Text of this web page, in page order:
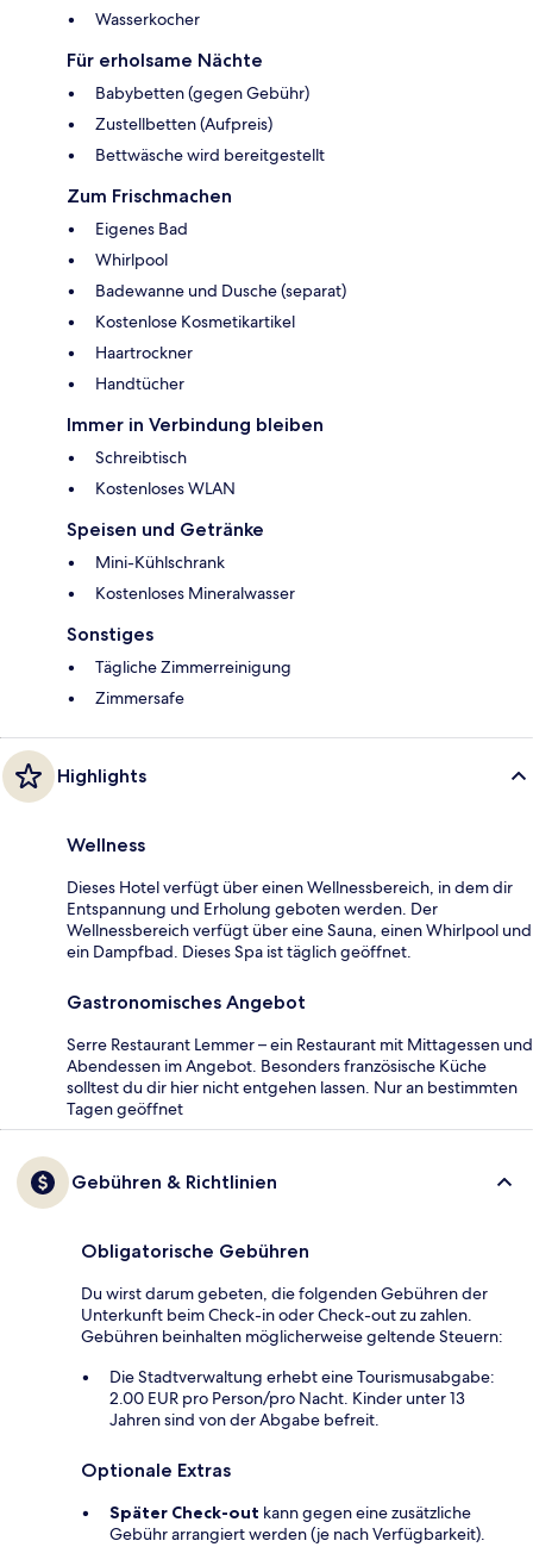
Wasserkocher
Für erholsame Nächte
Babybetten (gegen Gebühr)
Zustellbetten (Aufpreis)
Bettwäsche wird bereitgestellt
Zum Frischmachen
Eigenes Bad
Whirlpool
Badewanne und Dusche (separat)
Kostenlose Kosmetikartikel
Haartrockner
Handtücher
Immer in Verbindung bleiben
Schreibtisch
Kostenloses WLAN
Speisen und Getränke
Mini-Kühlschrank
Kostenloses Mineralwasser
Sonstiges
Tägliche Zimmerreinigung
Zimmersafe
Highlights
Wellness
Dieses Hotel verfügt über einen Wellnessbereich, in dem dir
Entspannung und Erholung geboten werden. Der
Wellnessbereich verfügt über eine Sauna, einen Whirlpool und
ein Dampfbad. Dieses Spa ist täglich geöffnet.
Gastronomisches Angebot
Serre Restaurant Lemmer – ein Restaurant mit Mittagessen und
Abendessen im Angebot. Besonders französische Küche
solltest du dir hier nicht entgehen lassen. Nur an bestimmten
Tagen geöffnet
Gebühren & Richtlinien
Obligatorische Gebühren
Du wirst darum gebeten, die folgenden Gebühren der
Unterkunft beim Check-in oder Check-out zu zahlen.
Gebühren beinhalten möglicherweise geltende Steuern:
Die Stadtverwaltung erhebt eine Tourismusabgabe:
2.00 EUR pro Person/pro Nacht. Kinder unter 13
Jahren sind von der Abgabe befreit.
Optionale Extras
Später Check-out kann gegen eine zusätzliche
Gebühr arrangiert werden (je nach Verfügbarkeit).